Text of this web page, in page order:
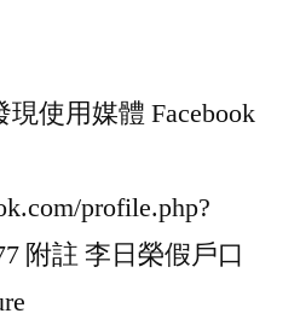
使用媒體 Facebook
profile.php?
附註 李日榮假戶口